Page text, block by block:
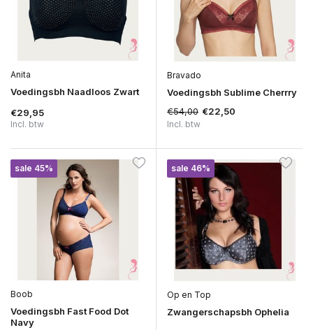
Anita
Voedingsbh Naadloos Zwart
€29,95
Incl. btw
Bravado
Voedingsbh Sublime Cherrry
€54,00 €22,50
Incl. btw
sale 45%
Boob
Voedingsbh Fast Food Dot
Navy
sale 46%
Op en Top
Zwangerschapsbh Ophelia